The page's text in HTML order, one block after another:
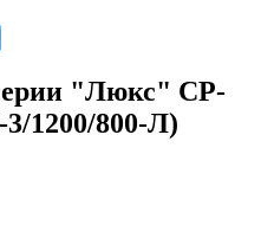
"Люкс" СР-
1200/800-Л)